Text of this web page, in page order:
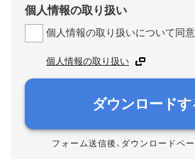
個人情報の取り扱い
個人情報の取り扱いについて同意
個人情報の取り扱い
ダウンロードす
フォーム送信後、ダウンロードペ